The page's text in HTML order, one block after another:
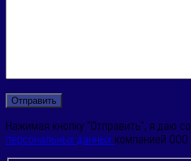
Нажимая кнопку "Отправить", я даю
персональных данных компанией